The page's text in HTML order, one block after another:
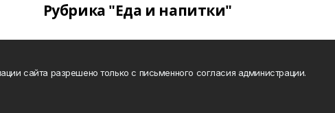
Рубрика "Еда и напитки"
сайта разрешено только с письменного согласия администрации.